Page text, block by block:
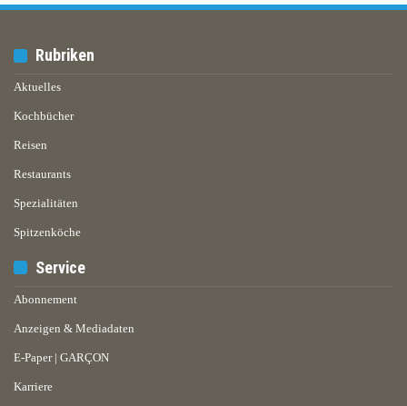
Rubriken
Aktuelles
Kochbücher
Reisen
Restaurants
Spezialitäten
Spitzenköche
Service
Abonnement
Anzeigen & Mediadaten
E-Paper | GARÇON
Karriere